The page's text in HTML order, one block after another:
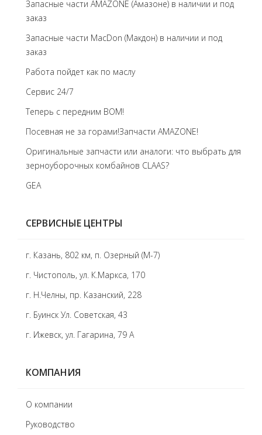
Запасные части AMAZONE (Амазоне) в наличии и под
заказ
Запасные части MacDon (Макдон) в наличии и под
заказ
Работа пойдет как по маслу
Сервис 24/7
Теперь с передним BOM!
Посевная не за горами!Запчасти AMAZONE!
Оригинальные запчасти или аналоги: что выбрать для
зерноуборочных комбайнов CLAAS?
GEA
СЕРВИСНЫЕ ЦЕНТРЫ
г. Казань, 802 км, п. Озерный (М-7)
г. Чистополь, ул. К.Маркса, 170
г. Н.Челны, пр. Казанский, 228
г. Буинск Ул. Советская, 43
г. Ижевск, ул. Гагарина, 79 А
КОМПАНИЯ
О компании
Руководство